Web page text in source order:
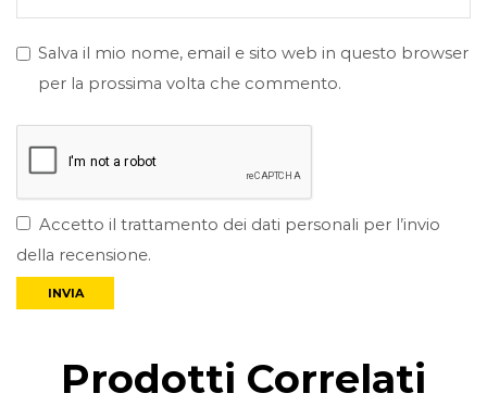
Salva il mio nome, email e sito web in questo browser
per la prossima volta che commento.
Accetto il trattamento dei dati personali per l’invio
della recensione.
Prodotti Correlati